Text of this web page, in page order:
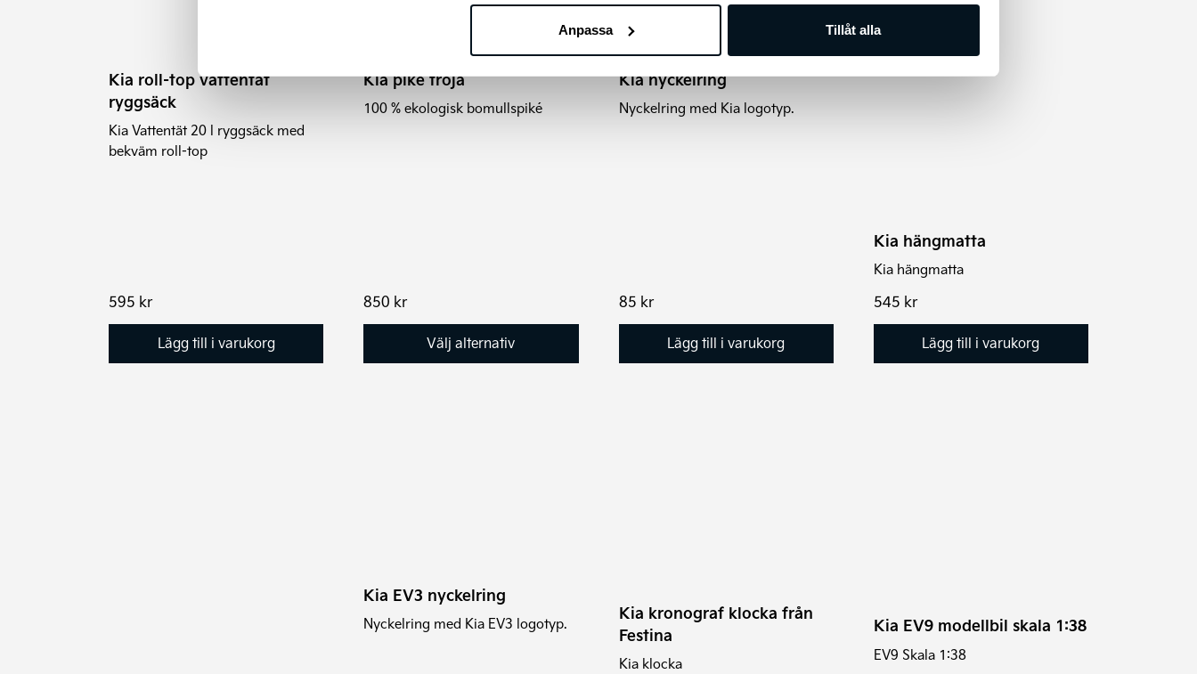
Anpassa Tillåt alla
Kia roll-top vattentät
ryggsäck
Kia Vattentät 20 l ryggsäck med
bekväm roll-top
595 kr
Lägg till i varukorg
Kia piké tröja
100 % ekologisk bomullspiké
850 kr
Välj alternativ
alternativen
kan
Kia nyckelring
Nyckelring med Kia logotyp.
85 kr
Lägg till i varukorg
Kia hängmatta
Kia hängmatta
545 kr
Lägg till i varukorg
Kia EV3 nyckelring
Nyckelring med Kia EV3 logotyp.
Kia kronograf klocka från
Festina
Kia klocka
Kia EV9 modellbil skala 1:38
EV9 Skala 1:38
alternativen
kan